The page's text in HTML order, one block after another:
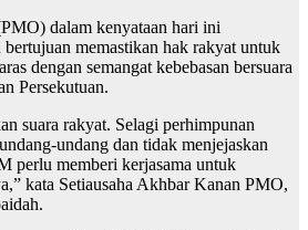
dalam kenyataan hari ini
memastikan hak rakyat untuk
dengan semangat kebebasan bersuara
Persekutuan.
suara rakyat. Selagi perhimpunan
undang dan tidak menjejaskan
perlu memberi kerjasama untuk
kata Setiausaha Akhbar Kanan PMO,